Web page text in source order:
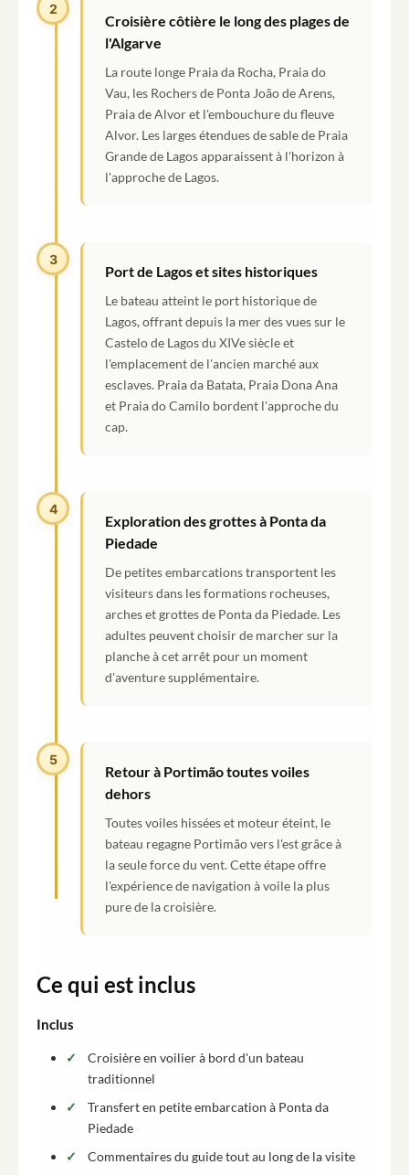
2
Croisière côtière le long des plages de
l'Algarve
La route longe Praia da Rocha, Praia do
Vau, les Rochers de Ponta João de Arens,
Praia de Alvor et l'embouchure du fleuve
Alvor. Les larges étendues de sable de Praia
Grande de Lagos apparaissent à l'horizon à
l'approche de Lagos.
3
Port de Lagos et sites historiques
Le bateau atteint le port historique de
Lagos, offrant depuis la mer des vues sur le
Castelo de Lagos du XIVe siècle et
l'emplacement de l'ancien marché aux
esclaves. Praia da Batata, Praia Dona Ana
et Praia do Camilo bordent l'approche du
cap.
4
Exploration des grottes à Ponta da
Piedade
De petites embarcations transportent les
visiteurs dans les formations rocheuses,
arches et grottes de Ponta da Piedade. Les
adultes peuvent choisir de marcher sur la
planche à cet arrêt pour un moment
d'aventure supplémentaire.
5
Retour à Portimão toutes voiles
dehors
Toutes voiles hissées et moteur éteint, le
bateau regagne Portimão vers l'est grâce à
la seule force du vent. Cette étape offre
l'expérience de navigation à voile la plus
pure de la croisière.
Ce qui est inclus
Inclus
Croisière en voilier à bord d'un bateau
traditionnel
Transfert en petite embarcation à Ponta da
Piedade
Commentaires du guide tout au long de la visite